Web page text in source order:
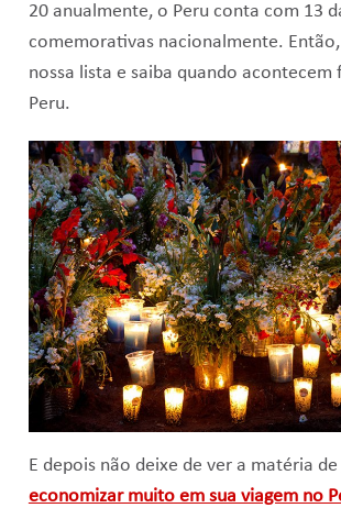
20 anualmente, o Peru conta com 13
comemorativas nacionalmente.
nossa lista e saiba quando acontecem
Peru.
E depois não deixe de ver a matéria de
economizar muito em sua viagem no